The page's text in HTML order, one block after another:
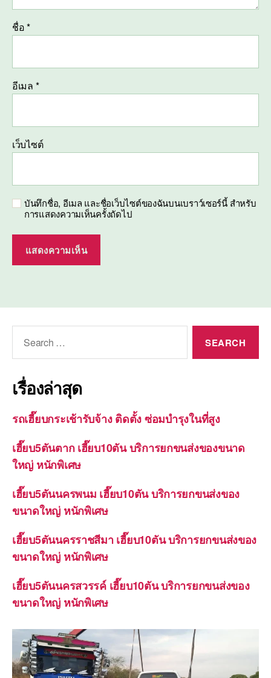
ชื่อ*
อีเมล *
เว็บไซต์
บันทึกชื่อ, อีเมล และชื่อเว็บไซต์ของฉันบนเบราว์เซอร์นี้ สำหรับ
การแสดงความเห็นครั้งถัดไป
เรื่องล่าสุด
รถเฮี๊ยบกระเช้ารับจ้าง ติดตั้ง ซ่อมบำรุงในที่สูง
เฮี๊ยบ5ตันตาก เฮี๊ยบ10ตัน บริการยกขนส่งของขนาด
ใหญ่ หนักพิเศษ
เฮี๊ยบ5ตันนครพนม เฮี๊ยบ10ตัน บริการยกขนส่งของ
ขนาดใหญ่ หนักพิเศษ
เฮี๊ยบ5ตันนครราชสีมา เฮี๊ยบ10ตัน บริการยกขนส่งของ
ขนาดใหญ่ หนักพิเศษ
เฮี๊ยบ5ตันนครสวรรค์ เฮี๊ยบ10ตัน บริการยกขนส่งของ
ขนาดใหญ่ หนักพิเศษ